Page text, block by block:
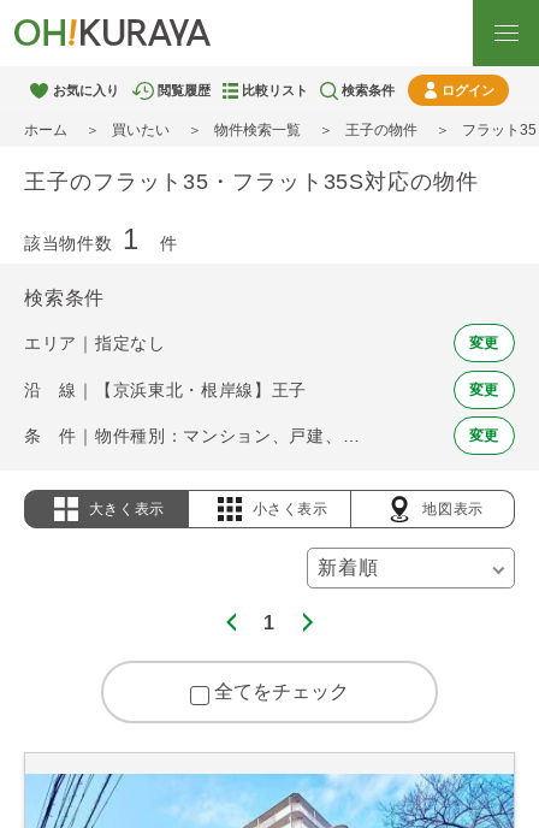
お気に入り 閲覧履歴 比較リスト 検索条件 ログイン
ホーム 買いたい 物件検索一覧 王子の物件 フラット
王子のフラット35・フラット35S対応の物件
該当物件数 1 件
検索条件
エリア｜指定なし 変更
沿 線｜【京浜東北・根岸線】王子 変更
変更
大きく表示 小さく表示 地図表示
1
全てをチェック